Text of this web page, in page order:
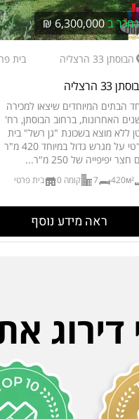
נמכר ב6,300,000 ₪
הבוסתן 33 הרצליה בית
33 הרצליה
הבתים המיוחדים שיצאו למכירה
האחרונות, ברחוב הבוסתן, רח'
ללא מוצא בשכונת "גן רשל" בית
פרטי על מגרש גדול במיוחד 420 מ"ר
יפיפייה של 250 מ"ר...
420м²
7 קומה 0 בית פרטי
ראה מידע נוסף